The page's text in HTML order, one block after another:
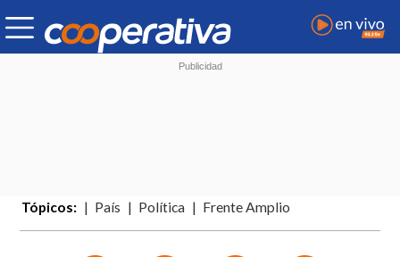
Tópicos: País Política Frente Amplio